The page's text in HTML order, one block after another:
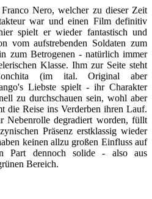
Nero, welcher zu dieser Zeit
war und einen Film definitiv
spielt er wieder fantastisch und
vom aufstrebenden Soldaten zum
zum Betrogenen - natürlich immer
Klasse. Ihm zur Seite steht
(im ital. Original aber
Liebste spielt - ihr Charakter
zu durchschauen sein, wohl aber
die Reise ins Verderben ihren Lauf.
degradiert worden, füllt
Präsenz erstklassig wieder
keinen allzu großen Einfluss auf
Part dennoch solide - also aus
Bereich.